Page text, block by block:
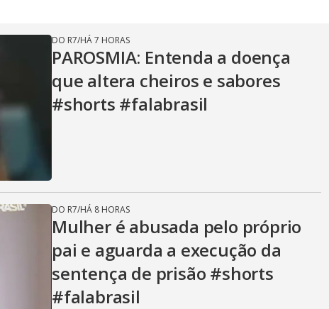
DO R7/HÁ 7 HORAS
PAROSMIA: Entenda a doença
que altera cheiros e sabores
#shorts #falabrasil
DO R7/HÁ 8 HORAS
Mulher é abusada pelo próprio
pai e aguarda a execução da
sentença de prisão #shorts
#falabrasil